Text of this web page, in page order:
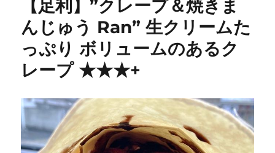
ー
プ
&
テ
焼
き
そ
【足利】”クレープ＆焼きま
んじゅう Ran” 生クリームた
っぷり ボリュームのあるク
レープ ★★★+